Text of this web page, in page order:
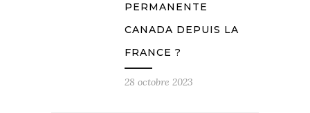
PERMANENTE
CANADA DEPUIS LA
FRANCE ?
28 octobre 2023